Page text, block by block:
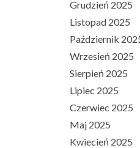
Grudzień 2025
Listopad 2025
Październik
Wrzesień 2025
Sierpień 2025
Lipiec 2025
Czerwiec 2025
Maj 2025
Kwiecień 2025